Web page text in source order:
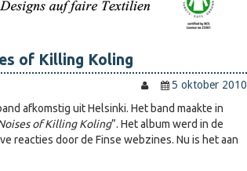
of Killing Koling
5 oktober 2010
afkomstig uit Helsinki. Het band maakte in
of Killing Koling”. Het album werd in de
reacties door de Finse webzines. Nu is het aan